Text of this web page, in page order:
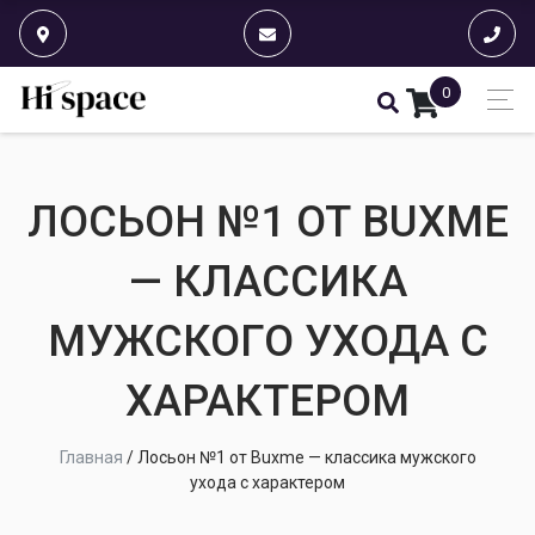
0
ЛОСЬОН №1 ОТ BUXME
— КЛАССИКА
МУЖСКОГО УХОДА С
ХАРАКТЕРОМ
Главная / Лосьон №1 от Buxme — классика мужского
ухода с характером